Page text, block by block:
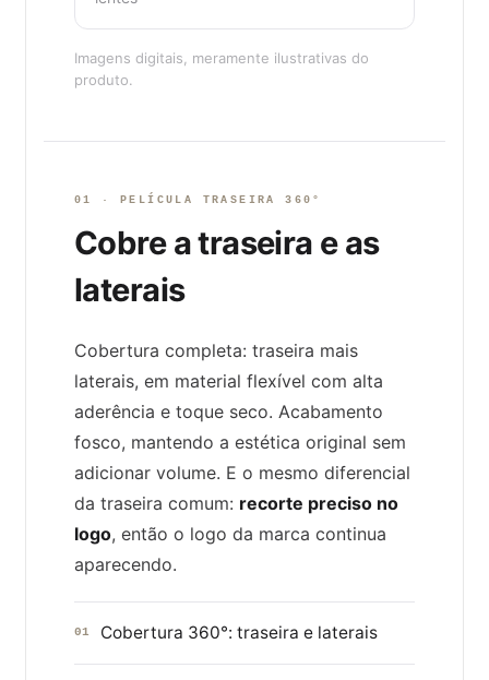
Imagens digitais, meramente ilustrativas do
produto.
01 · PELÍCULA TRASEIRA 360°
Cobre a traseira e as
laterais
Cobertura completa: traseira mais
laterais, em material flexível com alta
aderência e toque seco. Acabamento
fosco, mantendo a estética original sem
adicionar volume. E o mesmo diferencial
da traseira comum: recorte preciso no
logo, então o logo da marca continua
aparecendo.
01 Cobertura 360°: traseira e laterais